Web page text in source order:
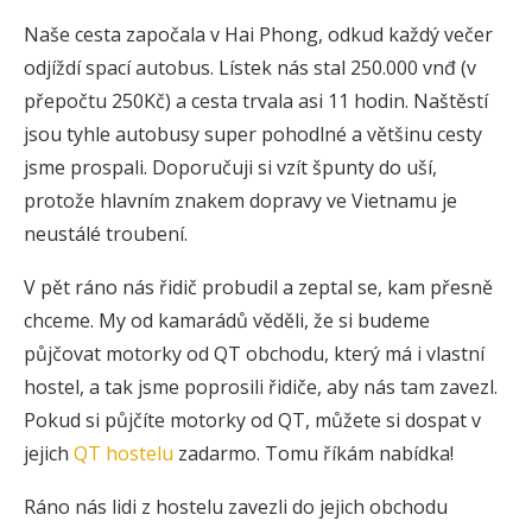
Naše cesta započala v Hai Phong, odkud každý večer
odjíždí spací autobus. Lístek nás stal 250.000 vnđ (v
přepočtu 250Kč) a cesta trvala asi 11 hodin. Naštěstí
jsou tyhle autobusy super pohodlné a většinu cesty
jsme prospali. Doporučuji si vzít špunty do uší,
protože hlavním znakem dopravy ve Vietnamu je
neustálé troubení.
V pět ráno nás řidič probudil a zeptal se, kam přesně
chceme. My od kamarádů věděli, že si budeme
půjčovat motorky od QT obchodu, který má i vlastní
hostel, a tak jsme poprosili řidiče, aby nás tam zavezl.
Pokud si půjčíte motorky od QT, můžete si dospat v
jejich QT hostelu zadarmo. Tomu říkám nabídka!
Ráno nás lidi z hostelu zavezli do jejich obchodu